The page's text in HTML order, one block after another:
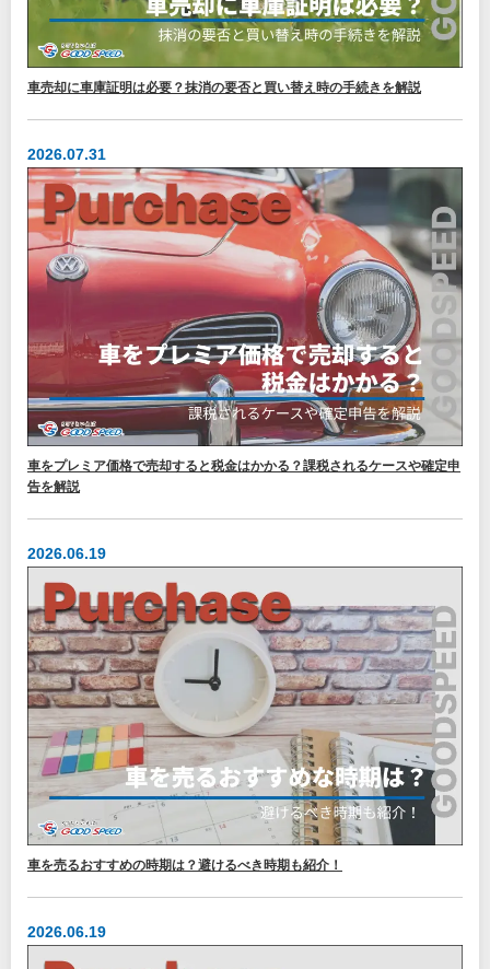
車売却に車庫証明は必要？抹消の要否と買い替え時の手続きを解説
2026.07.31
車をプレミア価格で売却すると税金はかかる？課税されるケースや確定申
告を解説
2026.06.19
車を売るおすすめの時期は？避けるべき時期も紹介！
2026.06.19